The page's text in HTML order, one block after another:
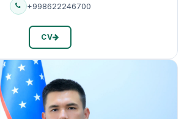
+998622246700
CV